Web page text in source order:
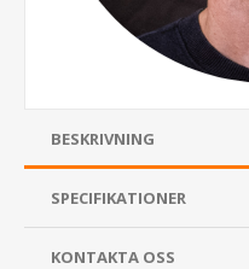
BESKRIVNING
SPECIFIKATIONER
KONTAKTA OSS